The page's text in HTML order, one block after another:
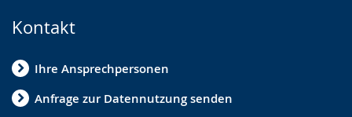
Kontakt
Ihre Ansprechpersonen
Anfrage zur Datennutzung senden